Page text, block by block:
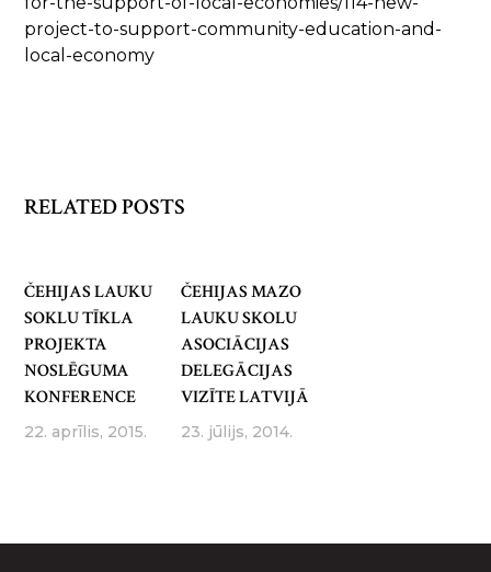
project-to-support-community-education-and-
local-economy
RELATED POSTS
ČEHIJAS LAUKU
SOKLU TĪKLA
PROJEKTA
NOSLĒGUMA
KONFERENCE
22. aprīlis, 2015.
ČEHIJAS MAZO
LAUKU SKOLU
ASOCIĀCIJAS
DELEGĀCIJAS
VIZĪTE LATVIJĀ
23. jūlijs, 2014.